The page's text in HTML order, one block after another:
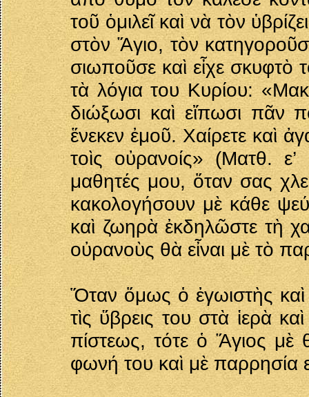
τοῦ ὁμιλεῖ καὶ νὰ τὸν
στὸν Ἅγιο, τὸν
σιωποῦσε καὶ εἶχε σκυφτὸ
τὰ λόγια του Κυρίου:
διώξωσι καὶ εἴπωσι πᾶν
ἕνεκεν ἐμοῦ. Χαίρετε καὶ
τοὶς οὐρανοίς» (Ματθ.
μαθητές μου, ὅταν σας
κακολογήσουν μὲ κάθε
καὶ ζωηρὰ ἐκδηλῶστε τὴ
οὐρανοὺς θὰ εἶναι μὲ τὸ
Ὅταν ὅμως ὁ ἐγωιστὴς καὶ
τὶς ὕβρεις του στὰ ἱερὰ
πίστεως, τότε ὁ Ἅγιος
φωνή του καὶ μὲ παρρησία